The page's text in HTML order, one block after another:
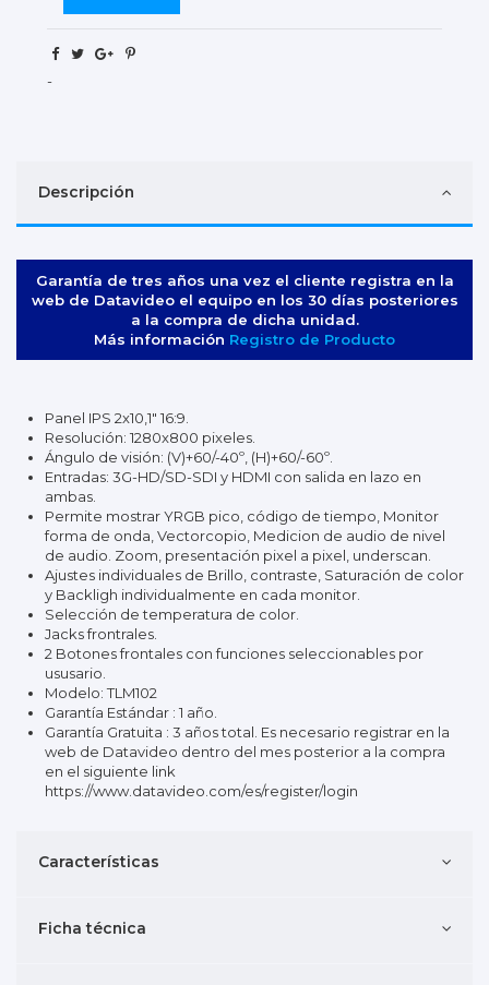
-
Descripción
Garantía de tres años una vez el cliente registra en la
web de Datavideo el equipo en los 30 días posteriores
a la compra de dicha unidad.
Más información Registro de Producto
Panel IPS 2x10,1" 16:9.
Resolución: 1280x800 pixeles.
Ángulo de visión: (V)+60/-40º, (H)+60/-60º.
Entradas: 3G-HD/SD-SDI y HDMI con salida en lazo en
ambas.
Permite mostrar YRGB pico, código de tiempo, Monitor
forma de onda, Vectorcopio, Medicion de audio de nivel
de audio. Zoom, presentación pixel a pixel, underscan.
Ajustes individuales de Brillo, contraste, Saturación de color
y Backligh individualmente en cada monitor.
Selección de temperatura de color.
Jacks frontrales.
2 Botones frontales con funciones seleccionables por
ususario.
Modelo: TLM102
Garantía Estándar : 1 año.
Garantía Gratuita : 3 años total. Es necesario registrar en la
web de Datavideo dentro del mes posterior a la compra
en el siguiente link
https://www.datavideo.com/es/register/login
Características
Ficha técnica